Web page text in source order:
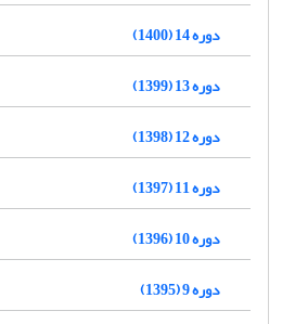
دوره 14 (1400)
دوره 13 (1399)
دوره 12 (1398)
دوره 11 (1397)
دوره 10 (1396)
دوره 9 (1395)